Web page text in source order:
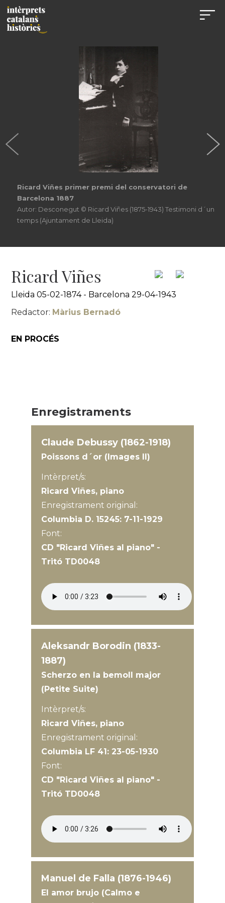
Ricard Viñes primer premi del conservatori de
Barcelona 1887
Autor: Desconegut © Ricard Viñes (1875-1943) Testimoni d´un
temps (Ajuntament de Lleida)
Ricard Viñes
Lleida 05-02-1874 - Barcelona 29-04-1943
Redactor: Màrius Bernadó
EN PROCÉS
Enregistraments
Claude Debussy (1862-1918)
Poissons d´or (Images II)
Intèrpret/s:
Ricard Viñes, piano
Enregistrament original:
Columbia D. 15245: 7-11-1929
Font:
CD "Ricard Viñes al piano" -
Tritó TD0048
Aleksandr Borodin (1833-
1887)
Scherzo en la bemoll major
(Petite Suite)
Intèrpret/s:
Ricard Viñes, piano
Enregistrament original:
Columbia LF 41: 23-05-1930
Font:
CD "Ricard Viñes al piano" -
Tritó TD0048
Manuel de Falla (1876-1946)
El amor brujo (Calmo e